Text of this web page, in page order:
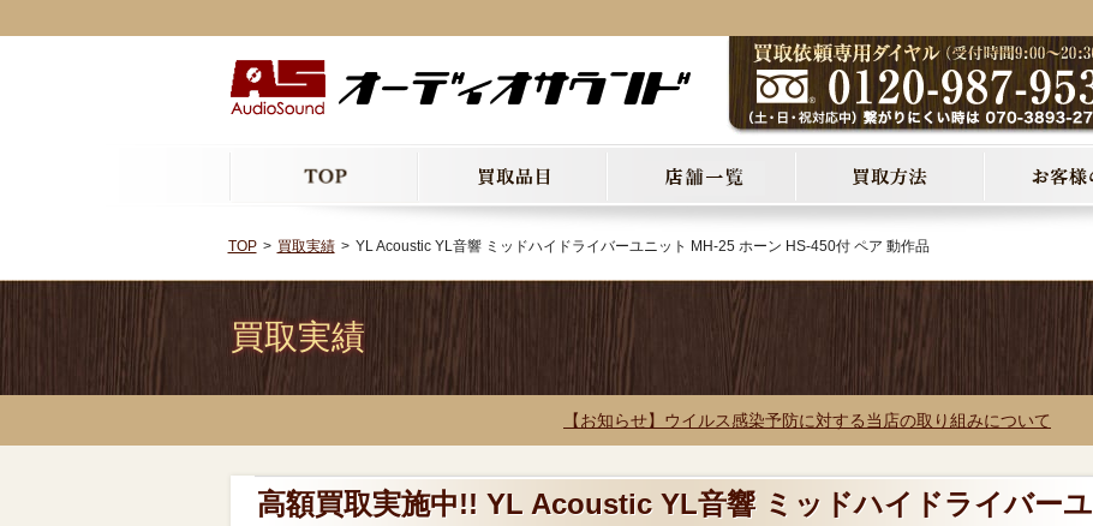
TOP 買取実績 YL Acoustic YL音響 ミッドハイドライバーユニット MH-25 ホーン HS-450付 ペア 動作品
買取実績
【お知らせ】ウイルス感染予防に対する当店の取り組みについて
高額買取実施中!! YL Acoustic YL音響 ミッドハイドライバーユ